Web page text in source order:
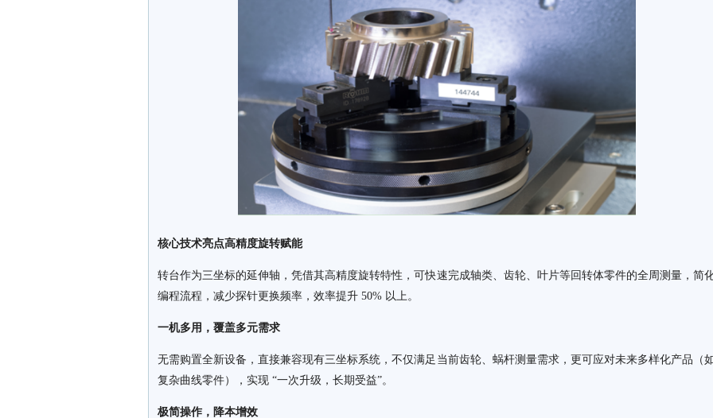
核心技术亮点高精度旋转赋能
转台作为三坐标的延伸轴，凭借其高精度旋转特性，可快速完成轴类、齿轮、叶片等回转体零件的全周测量，简
编程流程，减少探针更换频率，效率提升 50% 以上。
一机多用，覆盖多元需求
无需购置全新设备，直接兼容现有三坐标系统，不仅满足当前齿轮、蜗杆测量需求，更可应对未来多样化产品（
复杂曲线零件），实现 “一次升级，长期受益”。
极简操作，降本增效